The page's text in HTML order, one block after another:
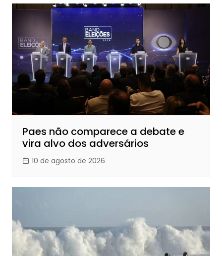
Paes não comparece a debate e
vira alvo dos adversários
10 de agosto de 2026